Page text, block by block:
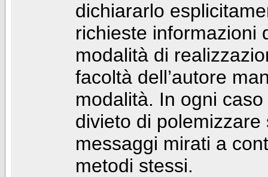
dichiararlo
richieste informazioni
modalità di
facoltà dell’autore
modalità. In ogni
divieto di
messaggi mirati a
metodi stessi.